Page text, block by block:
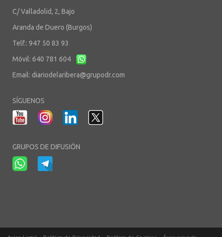
C/ Valladolid, 2, Bajo
Aranda de Duero (Burgos)
Telf.: 947 50 83 93
Móvil: 640 781 604
Email: diariodelaribera@grupodr.com
SÍGUENOS
GRUPOS DE DIFUSIÓN